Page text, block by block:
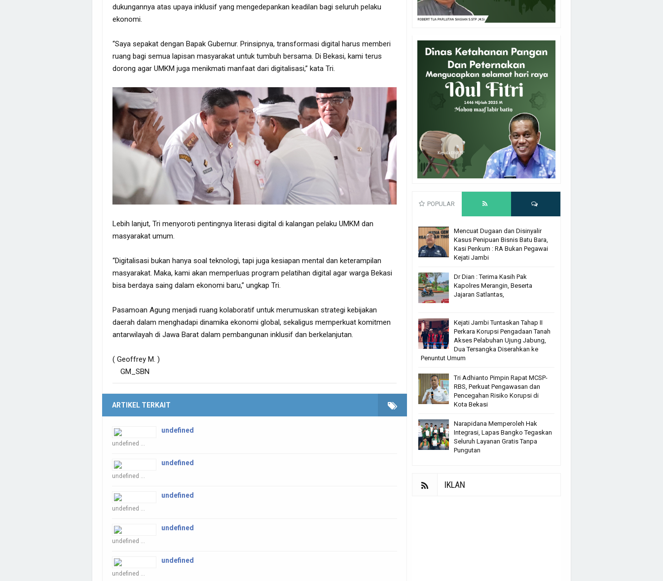
dukungannya atas upaya inklusif yang mengedepankan keadilan bagi seluruh pelaku
ekonomi.
“Saya sepakat dengan Bapak Gubernur. Prinsipnya, transformasi digital harus memberi
ruang bagi semua lapisan masyarakat untuk tumbuh bersama. Di Bekasi, kami terus
dorong agar UMKM juga menikmati manfaat dari digitalisasi,” kata Tri.
Lebih lanjut, Tri menyoroti pentingnya literasi digital di kalangan pelaku UMKM dan
masyarakat umum.
“Digitalisasi bukan hanya soal teknologi, tapi juga kesiapan mental dan keterampilan
masyarakat. Maka, kami akan memperluas program pelatihan digital agar warga Bekasi
bisa berdaya saing dalam ekonomi baru,” ungkap Tri.
Pasamoan Agung menjadi ruang kolaboratif untuk merumuskan strategi kebijakan
daerah dalam menghadapi dinamika ekonomi global, sekaligus memperkuat komitmen
antarwilayah di Jawa Barat dalam pembangunan inklusif dan berkelanjutan.
( Geoffrey M. )
GM_SBN
ARTIKEL TERKAIT
undefined
undefined ...
undefined
undefined ...
undefined
undefined ...
undefined
undefined ...
undefined
undefined ...
POPULAR
Mencuat Dugaan dan Disinyalir
Kasus Penipuan Bisnis Batu Bara,
Kasi Penkum : RA Bukan Pegawai
Kejati Jambi
Dr Dian : Terima Kasih Pak
Kapolres Merangin, Beserta
Jajaran Satlantas,
Kejati Jambi Tuntaskan Tahap II
Perkara Korupsi Pengadaan Tanah
Akses Pelabuhan Ujung Jabung,
Dua Tersangka Diserahkan ke
Penuntut Umum
Tri Adhianto Pimpin Rapat MCSP-
RBS, Perkuat Pengawasan dan
Pencegahan Risiko Korupsi di
Kota Bekasi
Narapidana Memperoleh Hak
Integrasi, Lapas Bangko Tegaskan
Seluruh Layanan Gratis Tanpa
Pungutan
IKLAN